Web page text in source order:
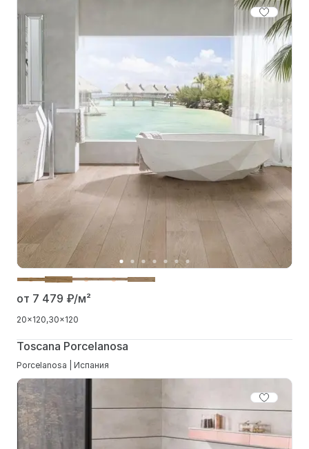
от 7 479 ₽/м²
20x120 30x120
Toscana Porcelanosa
Porcelanosa | Испания